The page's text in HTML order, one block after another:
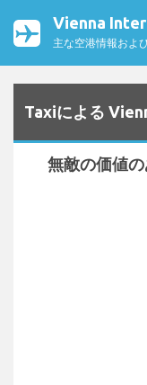
Vienna
主な空港情報およ
Taxiによる
無敵の価値